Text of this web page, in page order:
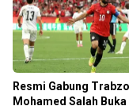
Resmi Gabung
Mohamed Salah Buka